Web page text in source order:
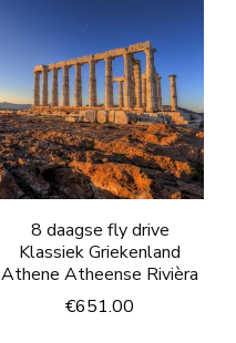
8 daagse fly drive
Klassiek Griekenland
Athene Atheense Rivièra
€651.00